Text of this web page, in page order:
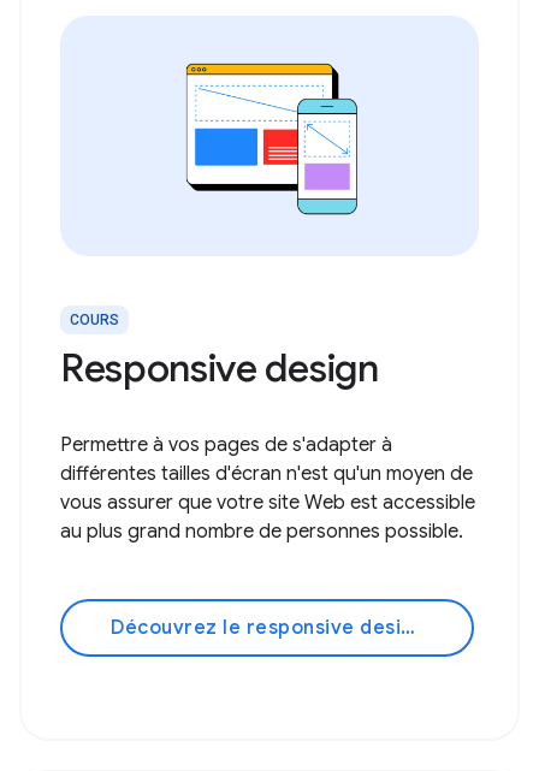
COURS
Responsive design
Permettre à vos pages de s'adapter à
différentes tailles d'écran n'est qu'un moyen de
vous assurer que votre site Web est accessible
au plus grand nombre de personnes possible.
Découvrez le responsive design !